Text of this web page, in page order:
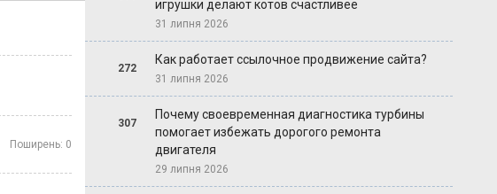
Поширень: 0
игрушки делают котов счастливее
31 липня 2026
272
Как работает ссылочное продвижение сайта?
31 липня 2026
307
Почему своевременная диагностика турбины
помогает избежать дорогого ремонта
двигателя
29 липня 2026